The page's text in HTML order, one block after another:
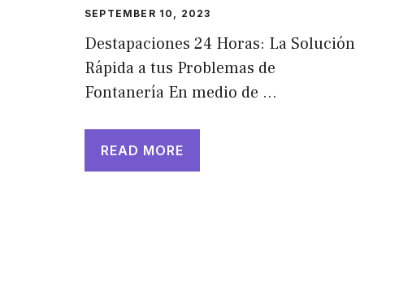
SEPTEMBER 10, 2023
Destapaciones 24 Horas: La Solución
Rápida a tus Problemas de
Fontanería En medio de …
READ MORE